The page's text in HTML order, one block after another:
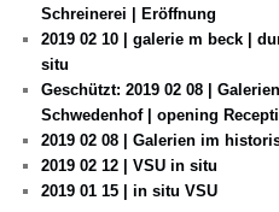
Schreinerei | Eröffnung
2019 02 10 | galerie m beck |
situ
Geschützt: 2019 02 08 |
Schwedenhof | opening
2019 02 08 | Galerien im
2019 02 12 | VSU in situ
2019 01 15 | in situ VSU